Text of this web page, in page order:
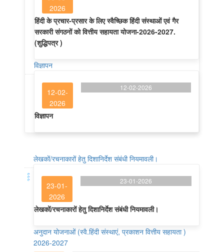
2026
हिंदी के प्रचार-प्रसार के लिए स्वैच्छिक हिंदी संस्थाओं एवं गैर
सरकारी संगठनों को वित्तीय सहायता योजना-2026-2027.
(शुद्धिपत्र )
विज्ञापन
12-02-
2026
12-02-2026
विज्ञापन
लेखकों/रचनाकारों हेतु दिशानिर्देश संबंधी नियमावली।
23-01-
2026
23-01-2026
लेखकों/रचनाकारों हेतु दिशानिर्देश संबंधी नियमावली।
अनुदान योजनाओं (स्वै.हिंदी संस्थाएं, प्रकाशन वित्तीय सहायता )
2026-2027